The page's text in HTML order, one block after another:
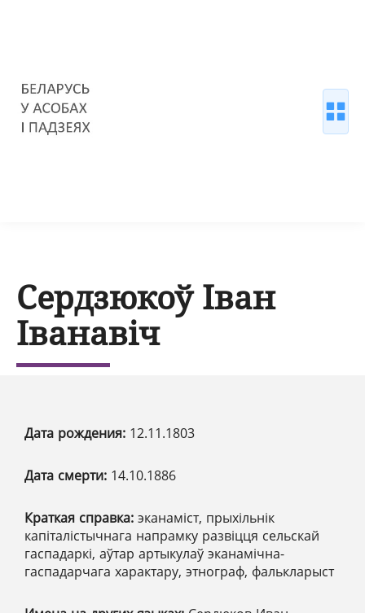
Сердзюкоў Іван
Іванавіч
Дата рождения: 12.11.1803
Дата смерти: 14.10.1886
Краткая справка: эканаміст, прыхільнік
капіталістычнага напрамку развіцця сельскай
гаспадаркі, аўтар артыкулаў эканамічна-
гаспадарчага характару, этнограф, фалькларыст